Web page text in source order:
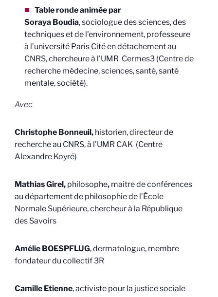
Table ronde animée par
Soraya Boudia,sociologue des sciences, des
techniques et de l'environnement, professeure
à l’université Paris Cité en détachement au
CNRS, chercheure à l'UMR Cermes3 (Centre de
recherche médecine, sciences, santé, santé
mentale, société).
Avec
Christophe Bonneuil, historien, directeur de
recherche au CNRS, à l’UMR CAK (Centre
Alexandre Koyré)
Mathias Girel, philosophe, maitre de conférences
au département de philosophie de l’École
Normale Supérieure, chercheur à la République
des Savoirs
Amélie BOESPFLUG, dermatologue, membre
fondateur du collectif 3R
Camille Etienne, activiste pour la justice sociale